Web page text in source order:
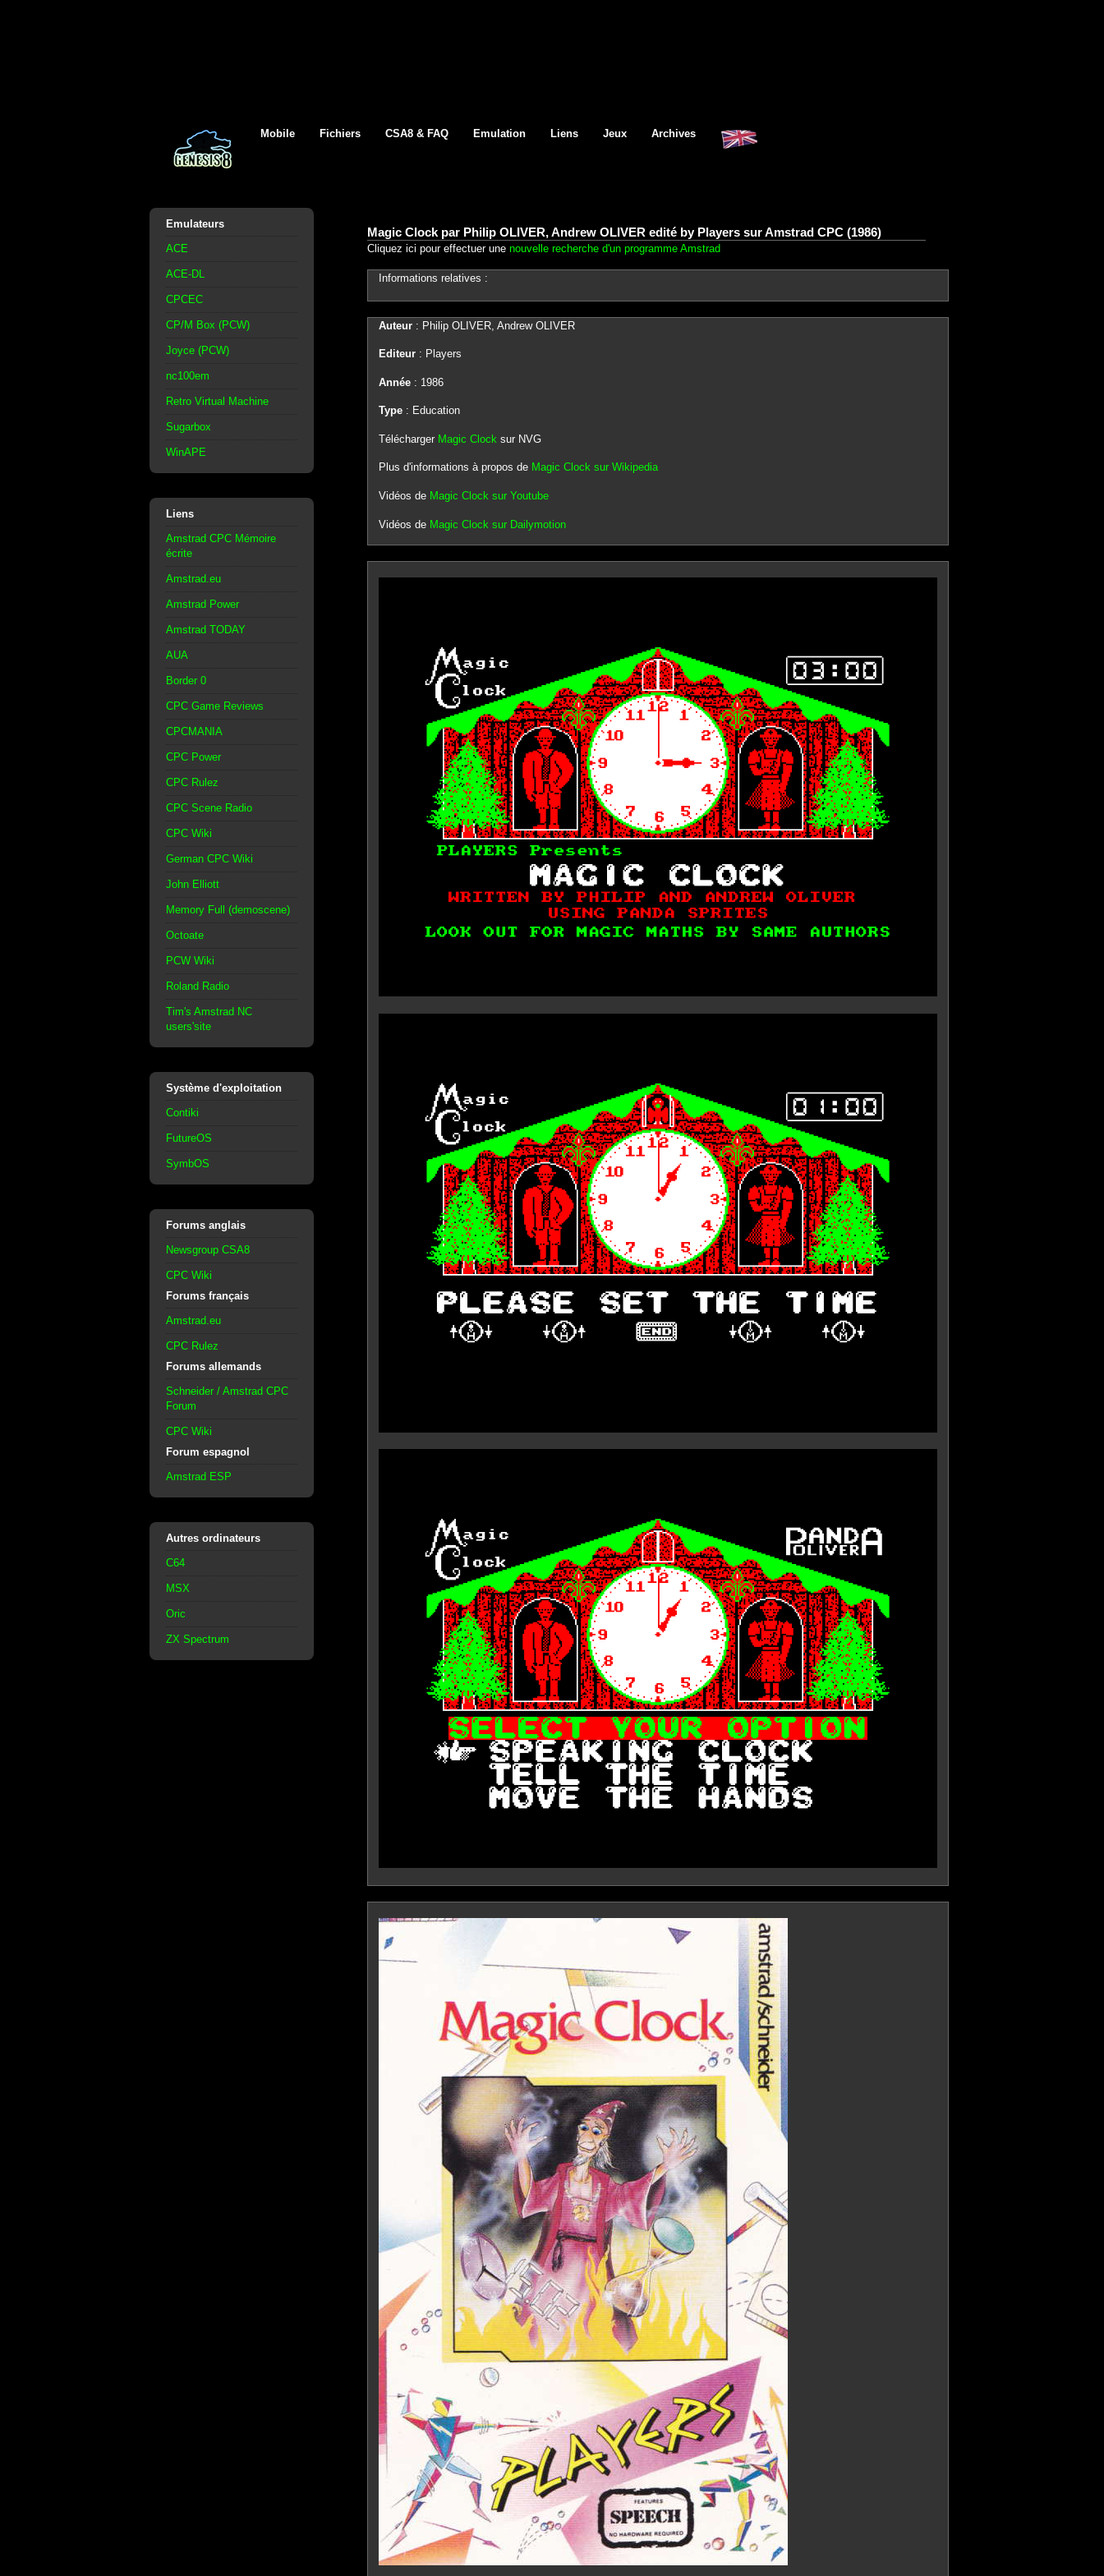
Mobile Fichiers CSA8 & FAQ Emulation Liens Jeux Archives
Emulateurs
ACE
ACE-DL
CPCEC
CP/M Box (PCW)
Joyce (PCW)
nc100em
Retro Virtual Machine
Sugarbox
WinAPE
Liens
Amstrad CPC Mémoire
écrite
Amstrad.eu
Amstrad Power
Amstrad TODAY
AUA
Border 0
CPC Game Reviews
CPCMANIA
CPC Power
CPC Rulez
CPC Scene Radio
CPC Wiki
German CPC Wiki
John Elliott
Memory Full (demoscene)
Octoate
PCW Wiki
Roland Radio
Tim's Amstrad NC
users'site
Système d'exploitation
Contiki
FutureOS
SymbOS
Forums anglais
Newsgroup CSA8
CPC Wiki
Forums français
Amstrad.eu
CPC Rulez
Forums allemands
Schneider / Amstrad CPC
Forum
CPC Wiki
Forum espagnol
Amstrad ESP
Autres ordinateurs
C64
MSX
Oric
ZX Spectrum
Magic Clock par Philip OLIVER, Andrew OLIVER edité by Players sur Amstrad CPC (1986)
Cliquez ici pour effectuer une nouvelle recherche d'un programme Amstrad
Informations relatives :
Auteur: Philip OLIVER, Andrew OLIVER
Editeur: Players
Année: 1986
Type: Education
Télécharger Magic Clock sur NVG
Plus d'informations à propos de Magic Clock sur Wikipedia
Vidéos de Magic Clock sur Youtube
Vidéos de Magic Clock sur Dailymotion